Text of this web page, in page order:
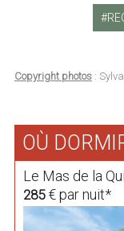
Copyright photos:
OÙ
Le Mas de la
285€ par nuit*